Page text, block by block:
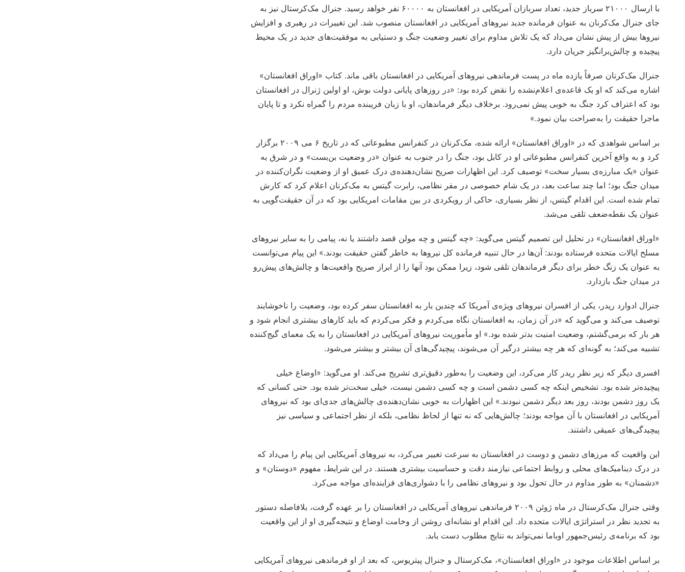
با ارسال ۲۱۰۰۰ سرباز جدید، تعداد سربازان آمریکایی در افغانستان به ۶۰۰۰۰ نفر خواهد رسید. جنرال مک‌کرستال نیز به
جای جنرال مک‌کرنان به عنوان فرمانده جدید نیروهای آمریکایی در افغانستان منصوب شد. این تغییرات در رهبری و افزایش
نیروها بیش از پیش نشان می‌داد که یک تلاش مداوم برای تغییر وضعیت جنگ و دستیابی به موفقیت‌های جدید در یک محیط
پیچیده و چالش‌برانگیز جریان دارد.
جنرال مک‌کرنان صرفاً یازده ماه در پست فرماندهی نیروهای آمریکایی در افغانستان باقی ماند. کتاب «اوراق افغانستان»
اشاره می‌کند که او یک قاعده‌ی اعلام‌نشده را نقض کرده بود: «در روزهای پایانی دولت بوش، او اولین ژنرال در افغانستان
بود که اعتراف کرد جنگ به خوبی پیش نمی‌رود. برخلاف دیگر فرماندهان، او با زبان فریبنده مردم را گمراه نکرد و تا پایان
ماجرا حقیقت را به‌صراحت بیان نمود.»
بر اساس شواهدی که در «اوراق افغانستان» ارائه شده، مک‌کرنان در کنفرانس مطبوعاتی که در تاریخ ۶ می ۲۰۰۹ برگزار
کرد و به واقع آخرین کنفرانس مطبوعاتی او در کابل بود، جنگ را در جنوب به عنوان «در وضعیت بن‌بست» و در شرق به
عنوان «یک مبارزه‌ی بسیار سخت» توصیف کرد. این اظهارات صریح نشان‌دهنده‌ی درک عمیق او از وضعیت نگران‌کننده در
میدان جنگ بود؛ اما چند ساعت بعد، در یک شام خصوصی در مقر نظامی، رابرت گیتس به مک‌کرنان اعلام کرد که کارش
تمام شده است. این اقدام گیتس، از نظر بسیاری، حاکی از رویکردی در بین مقامات امریکایی بود که در آن حقیقت‌گویی به
عنوان یک نقطه‌ضعف تلقی می‌شد.
«اوراق افغانستان» در تحلیل این تصمیم گیتس می‌گوید: «چه گیتس و چه مولن قصد داشتند یا نه، پیامی را به سایر نیروهای
مسلح ایالات متحده فرستاده بودند: آن‌ها در حال تنبیه فرمانده کل نیروها به خاطر گفتن حقیقت بودند.» این پیام می‌توانست
به عنوان یک زنگ خطر برای دیگر فرماندهان تلقی شود، زیرا ممکن بود آنها را از ابراز صریح واقعیت‌ها و چالش‌های پیش‌رو
در میدان جنگ بازدارد.
جنرال ادوارد ریدر، یکی از افسران نیروهای ویژه‌ی آمریکا که چندین بار به افغانستان سفر کرده بود، وضعیت را ناخوشایند
توصیف می‌کند و می‌گوید که «در آن زمان، به افغانستان نگاه می‌کردم و فکر می‌کردم که باید کارهای بیشتری انجام شود و
هر بار که برمی‌گشتم، وضعیت امنیت بدتر شده بود.» او مأموریت نیروهای آمریکایی در افغانستان را به یک معمای گیج‌کننده
تشبیه می‌کند؛ به گونه‌ای که هر چه بیشتر درگیر آن می‌شوند، پیچیدگی‌های آن بیشتر و بیشتر می‌شود.
افسری دیگر که زیر نظر ریدر کار می‌کرد، این وضعیت را به‌طور دقیق‌تری تشریح می‌کند. او می‌گوید: «اوضاع خیلی
پیچیده‌تر شده بود. تشخیص اینکه چه کسی دشمن است و چه کسی دشمن نیست، خیلی سخت‌تر شده بود. حتی کسانی که
یک روز دشمن بودند، روز بعد دیگر دشمن نبودند.» این اظهارات به خوبی نشان‌دهنده‌ی چالش‌های جدی‌ای بود که نیروهای
آمریکایی در افغانستان با آن مواجه بودند؛ چالش‌هایی که نه تنها از لحاظ نظامی، بلکه از نظر اجتماعی و سیاسی نیز
پیچیدگی‌های عمیقی داشتند.
این واقعیت که مرزهای دشمن و دوست در افغانستان به سرعت تغییر می‌کرد، به نیروهای آمریکایی این پیام را می‌داد که
در درک دینامیک‌های محلی و روابط اجتماعی نیازمند دقت و حساسیت بیشتری هستند. در این شرایط، مفهوم «دوستان» و
«دشمنان» به طور مداوم در حال تحول بود و نیروهای نظامی را با دشواری‌های فزاینده‌ای مواجه می‌کرد.
وقتی جنرال مک‌کرستال در ماه ژوئن ۲۰۰۹ فرماندهی نیروهای آمریکایی در افغانستان را بر عهده گرفت، بلافاصله دستور
به تجدید نظر در استراتژی ایالات متحده داد. این اقدام او نشانه‌ای روشن از وخامت اوضاع و نتیجه‌گیری او از این واقعیت
بود که برنامه‌ی رئیس‌جمهور اوباما نمی‌تواند به نتایج مطلوب دست یابد.
بر اساس اطلاعات موجود در «اوراق افغانستان»، مک‌کرستال و جنرال پیتریوس، که بعد از او فرماندهی نیروهای آمریکایی